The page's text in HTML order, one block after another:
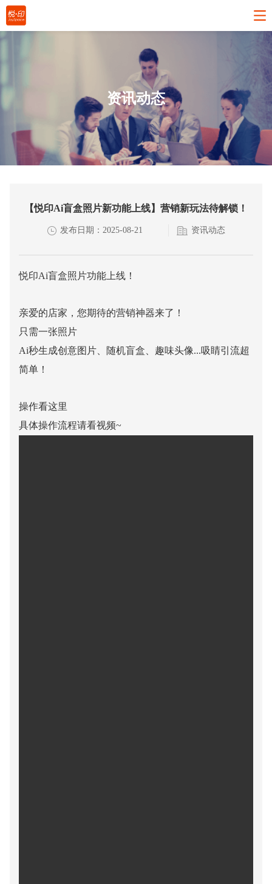
资讯动态
【悦印Ai盲盒照片新功能上线】营销新玩法待解锁！
发布日期：2025-08-21 资讯动态
悦印Ai盲盒照片功能上线！
亲爱的店家， 您期待的营销神器来了！
只需一张照片
Ai秒生成创意图片、随机盲盒、趣味头像...吸睛引流超
简单！
操作看这里
具体操作流程请看视频~